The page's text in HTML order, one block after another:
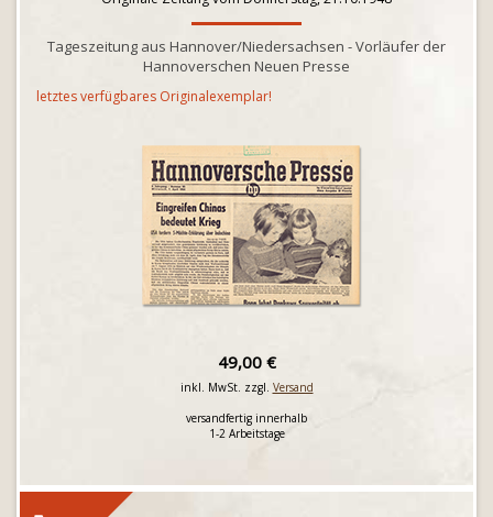
Tageszeitung aus Hannover/Niedersachsen - Vorläufer der
Hannoverschen Neuen Presse
letztes verfügbares Originalexemplar!
49,00 €
inkl. MwSt. zzgl. Versand
versandfertig innerhalb
1-2 Arbeitstage